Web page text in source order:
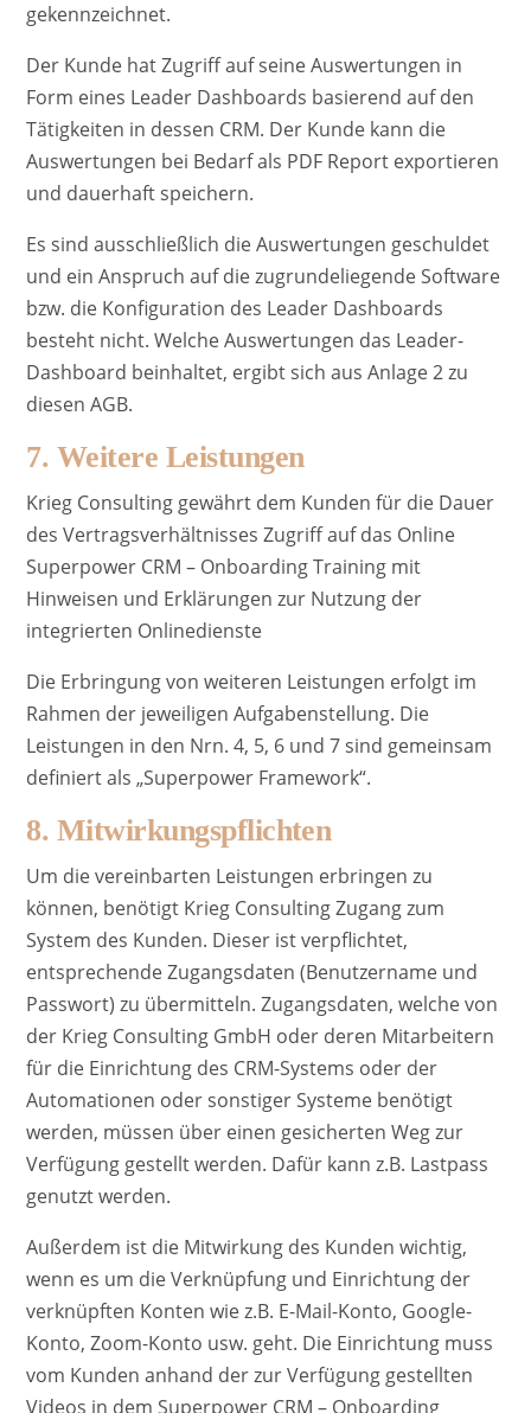
gekennzeichnet.
Der Kunde hat Zugriff auf seine Auswertungen in
Form eines Leader Dashboards basierend auf den
Tätigkeiten in dessen CRM. Der Kunde kann die
Auswertungen bei Bedarf als PDF Report exportieren
und dauerhaft speichern.
Es sind ausschließlich die Auswertungen geschuldet
und ein Anspruch auf die zugrundeliegende Software
bzw. die Konfiguration des Leader Dashboards
besteht nicht. Welche Auswertungen das Leader-
Dashboard beinhaltet, ergibt sich aus Anlage 2 zu
diesen AGB.
7. Weitere Leistungen
Krieg Consulting gewährt dem Kunden für die Dauer
des Vertragsverhältnisses Zugriff auf das Online
Superpower CRM – Onboarding Training mit
Hinweisen und Erklärungen zur Nutzung der
integrierten Onlinedienste
Die Erbringung von weiteren Leistungen erfolgt im
Rahmen der jeweiligen Aufgabenstellung. Die
Leistungen in den Nrn. 4, 5, 6 und 7 sind gemeinsam
definiert als „Superpower Framework“.
8. Mitwirkungspflichten
Um die vereinbarten Leistungen erbringen zu
können, benötigt Krieg Consulting Zugang zum
System des Kunden. Dieser ist verpflichtet,
entsprechende Zugangsdaten (Benutzername und
Passwort) zu übermitteln. Zugangsdaten, welche von
der Krieg Consulting GmbH oder deren Mitarbeitern
für die Einrichtung des CRM-Systems oder der
Automationen oder sonstiger Systeme benötigt
werden, müssen über einen gesicherten Weg zur
Verfügung gestellt werden. Dafür kann z.B. Lastpass
genutzt werden.
Außerdem ist die Mitwirkung des Kunden wichtig,
wenn es um die Verknüpfung und Einrichtung der
verknüpften Konten wie z.B. E-Mail-Konto, Google-
Konto, Zoom-Konto usw. geht. Die Einrichtung muss
vom Kunden anhand der zur Verfügung gestellten
Videos in dem Superpower CRM – Onboarding